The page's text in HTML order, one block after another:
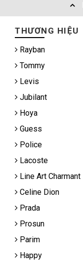
THƯƠNG HIỆU
Rayban
Tommy
Levis
Jubilant
Hoya
Guess
Police
Lacoste
Line Art Charmant
Celine Dion
Prada
Prosun
Parim
Happy